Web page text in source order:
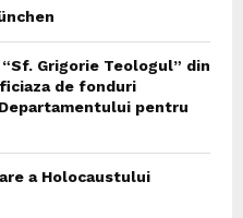
Grigorie Teologul” din
de fonduri
pentru
a Holocaustului